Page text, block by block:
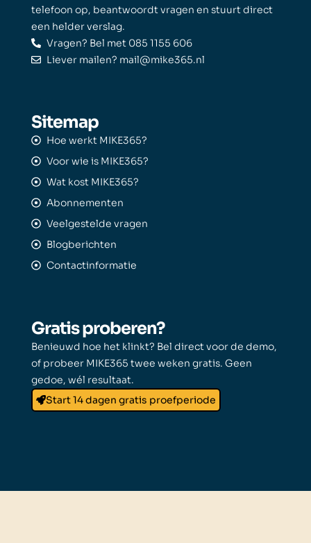
telefoon op, beantwoordt vragen en stuurt direct
een helder verslag.
Vragen? Bel met 085 1155 606
Liever mailen? mail@mike365.nl
Sitemap
Hoe werkt MIKE365?
Voor wie is MIKE365?
Wat kost MIKE365?
Abonnementen
Veelgestelde vragen
Blogberichten
Contactinformatie
Gratis proberen?
Benieuwd hoe het klinkt? Bel direct voor de demo,
of probeer MIKE365 twee weken gratis. Geen
gedoe, wél resultaat.
Start 14 dagen gratis proefperiode